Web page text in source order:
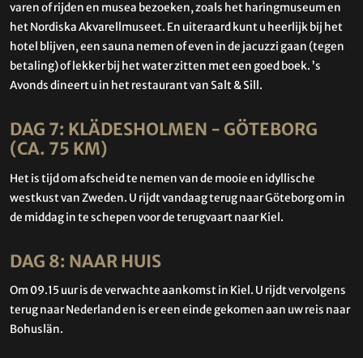
varen of rijden en musea bezoeken, zoals het haringmuseum en
het Nordiska Akvarellmuseet. En uiteraard kunt u heerlijk bij het
hotel blijven, een sauna nemen of even in de jacuzzi gaan (tegen
betaling) of lekker bij het water zitten met een goed boek. ’s
Avonds dineert u in het restaurant van Salt & Sill.
DAG 7: KLÄDESHOLMEN - GÖTEBORG
(CA. 75 KM)
Het is tijd om afscheid te nemen van de mooie en idyllische
westkust van Zweden. U rijdt vandaag terug naar Göteborg om in
de middag in te schepen voor de terugvaart naar Kiel.
DAG 8: NAAR HUIS
Om 09.15 uur is de verwachte aankomst in Kiel. U rijdt vervolgens
terug naar Nederland en is er een einde gekomen aan uw reis naar
Bohuslän.